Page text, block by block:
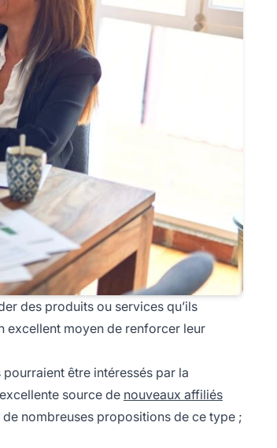
des produits ou services qu’ils
excellent moyen de renforcer leur
être intéressés par la
source de nouveaux affiliés
nombreuses propositions de ce type ;